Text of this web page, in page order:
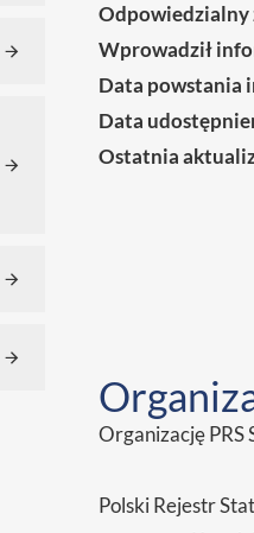
Odpowiedzialny
Wprowadził
Data powstania
Data
Ostatnia
Organizację PRS
Polski Rejestr